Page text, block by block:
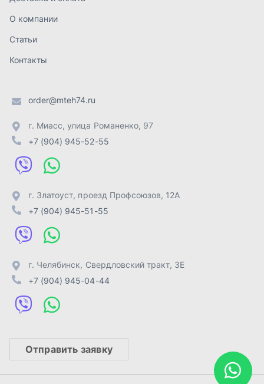
г. Златоуст
г. Челябинск
+7 (904) 945-04-44
Отправить заявку
ИП Лахтачёв О.В.
Разработка -